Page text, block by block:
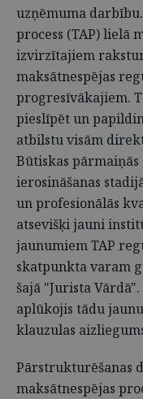
uzņēmuma
process (TAP) lielā
izvirzītajiem
maksātnespējas
progresīvākajiem.
pieslīpēt un
atbilstu visām
Būtiskas pārmaiņās
ierosināšanas
un profesionālās
atsevišķi jauni
jaunumiem TAP
skatpunkta varam
šajā "Jurista
aplūkojis tādu
klauzulas
Pārstrukturēšanas
maksātnespējas